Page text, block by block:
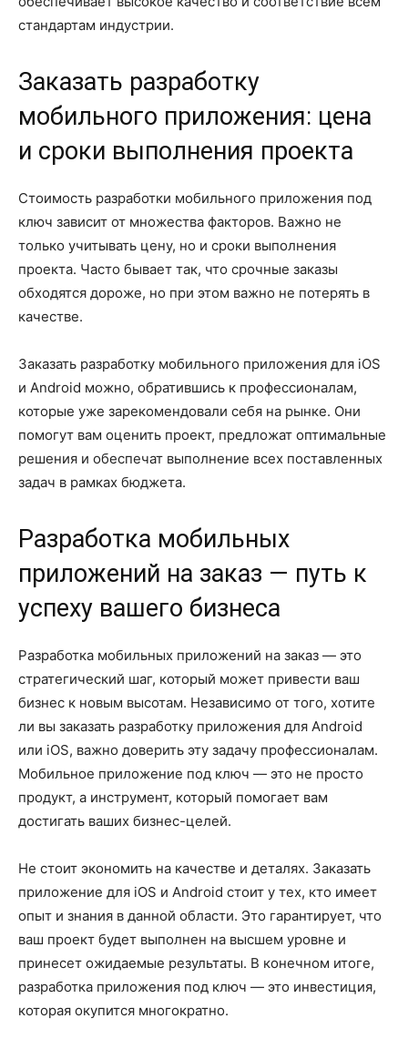
стандартам индустрии.
Заказать разработку
мобильного приложения: цена
и сроки выполнения проекта
Стоимость разработки мобильного приложения под
ключ зависит от множества факторов. Важно не
только учитывать цену, но и сроки выполнения
проекта. Часто бывает так, что срочные заказы
обходятся дороже, но при этом важно не потерять в
качестве.
Заказать разработку мобильного приложения для iOS
и Android можно, обратившись к профессионалам,
которые уже зарекомендовали себя на рынке. Они
помогут вам оценить проект, предложат оптимальные
решения и обеспечат выполнение всех поставленных
задач в рамках бюджета.
Разработка мобильных
приложений на заказ — путь к
успеху вашего бизнеса
Разработка мобильных приложений на заказ — это
стратегический шаг, который может привести ваш
бизнес к новым высотам. Независимо от того, хотите
ли вы заказать разработку приложения для Android
или iOS, важно доверить эту задачу профессионалам.
Мобильное приложение под ключ — это не просто
продукт, а инструмент, который помогает вам
достигать ваших бизнес-целей.
Не стоит экономить на качестве и деталях. Заказать
приложение для iOS и Android стоит у тех, кто имеет
опыт и знания в данной области. Это гарантирует, что
ваш проект будет выполнен на высшем уровне и
принесет ожидаемые результаты. В конечном итоге,
разработка приложения под ключ — это инвестиция,
которая окупится многократно.